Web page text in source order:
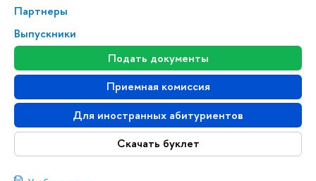
Партнеры
Выпускники
Подать документы
Приемная комиссия
Для иностранных абитуриентов
Скачать буклет